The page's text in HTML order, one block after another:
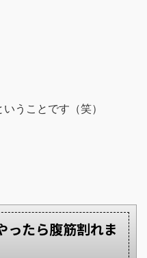
うことです（笑）
たら腹筋割れま